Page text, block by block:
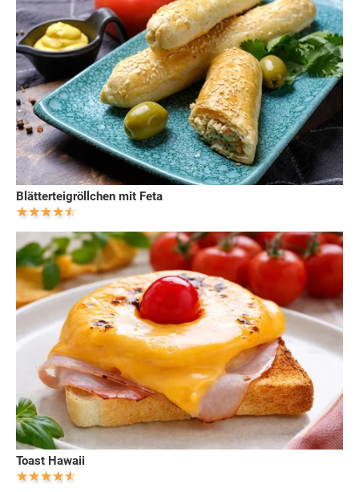
Blätterteigröllchen mit Feta
Toast Hawaii